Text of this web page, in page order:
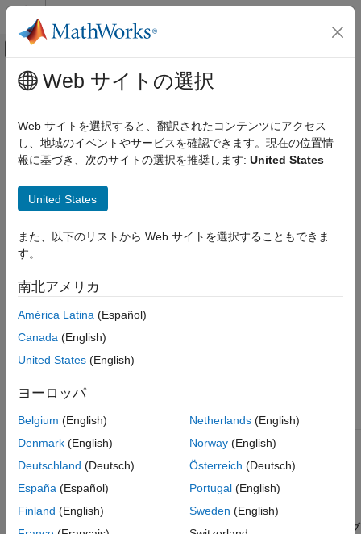
コンテンツへスキップ
オフキャンバス ナビゲーション メ
ドキュメンテーションのホーム
MATLAB Report Generator
Report Generator の開発
テーブル
mlreportgen.report.BaseTable クラス
項目一覧
作成
プロパティ
メソッド
例
参考
メインコンテンツ
mlreportgen.report.BaseTable クラ
ス
名前空間:
mlreportgen.report
mlreportgen.report.BaseTableクラスのオブジェクトを使用し
て、タイトルをもつテーブルのレポーターを作成します。
作成
説明
table = mlreportgen.report.BaseTable は、空のテーブル レポ
ーターを作成します。レポーター プロパティを使用して、テーブ
Web サイトの選択
Web サイトを選択すると、翻訳されたコンテンツにアクセス
し、地域のイベントやサービスを確認できます。現在の位置情
報に基づき、次のサイトの選択を推奨します: United States
United States
また、以下のリストから Web サイトを選択することもできま
す。
南北アメリカ
América Latina (Español)
Canada (English)
United States (English)
ヨーロッパ
Belgium (English)
Denmark (English)
Deutschland (Deutsch)
España (Español)
Finland (English)
Netherlands(English)
Norway(English)
Österreich (Deutsch)
Portugal(English)
Sweden (English)